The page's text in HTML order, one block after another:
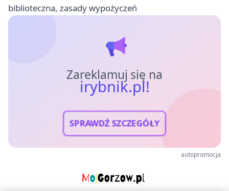
biblioteczna, zasady wypożyczeń
Zareklamuj się na
irybnik.pl!
SPRAWDŹ SZCZEGÓŁY
autopromocja